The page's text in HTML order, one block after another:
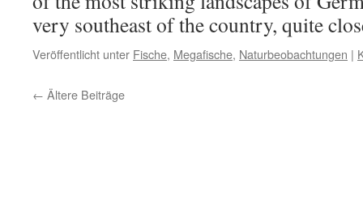
very southeast of the country, quite
Veröffentlicht unter Fische, Megafische, Naturbeobachtungen |
← Ältere Beiträge